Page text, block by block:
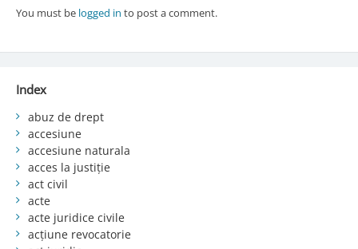
You must be logged in to post a comment.
Index
abuz de drept
accesiune
accesiune naturala
acces la justiție
act civil
acte
acte juridice civile
acțiune revocatorie